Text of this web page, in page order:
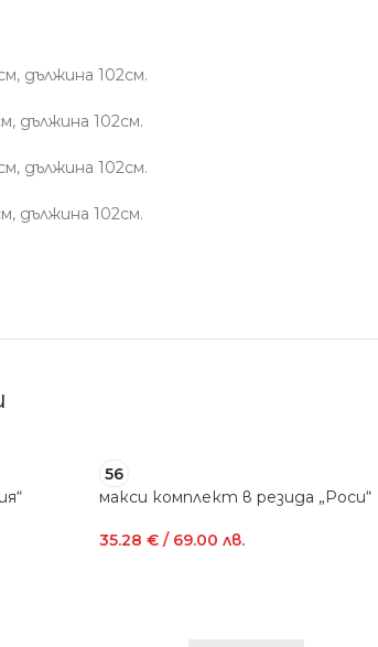
дължина 102см.
дължина 102см.
дължина 102см.
дължина 102см.
56
макси комплект в резида „Роси“
35.28 €/ 69.00 лв.